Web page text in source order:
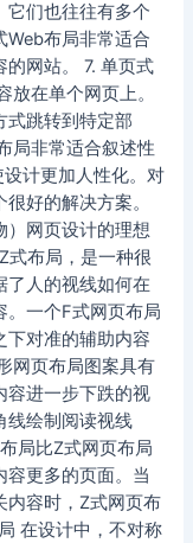
它们也往往有多个
Web布局非常适合
网站。 7. 单页式
在单个网页上。
式跳转到特定部
局非常适合叙述性
计更加人性化。对
好的解决方案。
）网页设计的理想
式布局，是一种很
了人的视线如何在
。一个F式网页布局
下对准的辅助内容
网页布局图案具有
容进一步下跌的视
线绘制阅读视线
局比Z式网页布局
容更多的页面。当
内容时，Z式网页布
在设计中，不对称